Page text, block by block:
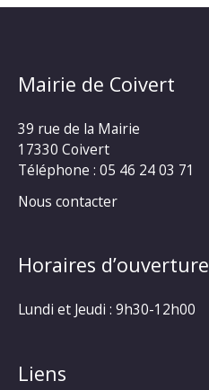
Mairie de Coivert
39 rue de la Mairie
17330 Coivert
Téléphone : 05 46 24 03 71
Nous contacter
Horaires
Lundi et Jeudi : 9h30-12h00
Liens